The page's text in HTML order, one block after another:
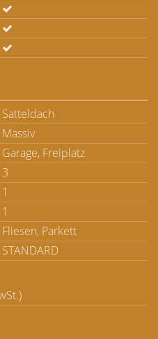
Satteldach
Massiv
Garage, Freiplatz
3
1
1
Fliesen, Parkett
STANDARD